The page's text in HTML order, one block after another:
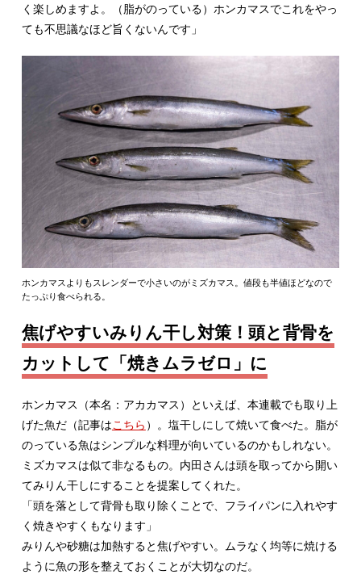
く楽しめますよ。（脂がのっている）ホンカマスでこれをやっ
ても不思議なほど旨くないんです」
ホンカマスよりもスレンダーで小さいのがミズカマス。値段も半値ほどなので
たっぷり食べられる。
焦げやすいみりん干し対策！頭と背骨を
カットして「焼きムラゼロ」に
ホンカマス（本名：アカカマス）といえば、本連載でも取り上
げた魚だ（記事はこちら ）。塩干しにして焼いて食べた。脂が
のっている魚はシンプルな料理が向いているのかもしれない。
ミズカマスは似て非なるもの。内田さんは頭を取ってから開い
てみりん干しにすることを提案してくれた。
「頭を落として背骨も取り除くことで、フライパンに入れやす
く焼きやすくもなります」
みりんや砂糖は加熱すると焦げやすい。ムラなく均等に焼ける
ように魚の形を整えておくことが大切なのだ。